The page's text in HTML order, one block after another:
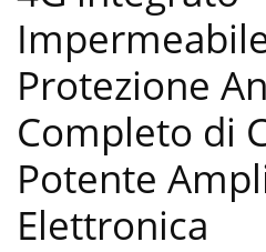
Protezione
Completo di
Potente
Elettronica